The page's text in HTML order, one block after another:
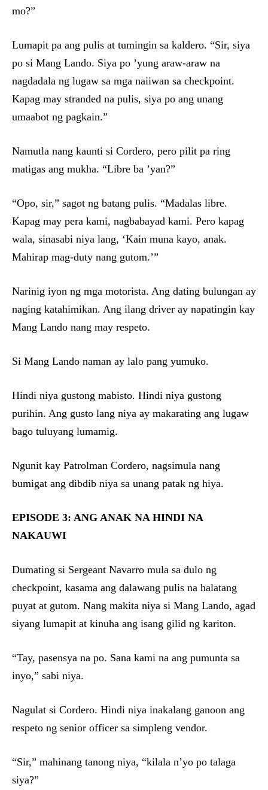
mo?”
Lumapit pa ang pulis at tumingin sa kaldero. “Sir, siya
po si Mang Lando. Siya po ’yung araw-araw na
nagdadala ng lugaw sa mga naiiwan sa checkpoint.
Kapag may stranded na pulis, siya po ang unang
umaabot ng pagkain.”
Namutla nang kaunti si Cordero, pero pilit pa ring
matigas ang mukha. “Libre ba ’yan?”
“Opo, sir,” sagot ng batang pulis. “Madalas libre.
Kapag may pera kami, nagbabayad kami. Pero kapag
wala, sinasabi niya lang, ‘Kain muna kayo, anak.
Mahirap mag-duty nang gutom.’”
Narinig iyon ng mga motorista. Ang dating bulungan ay
naging katahimikan. Ang ilang driver ay napatingin kay
Mang Lando nang may respeto.
Si Mang Lando naman ay lalo pang yumuko.
Hindi niya gustong mabisto. Hindi niya gustong
purihin. Ang gusto lang niya ay makarating ang lugaw
bago tuluyang lumamig.
Ngunit kay Patrolman Cordero, nagsimula nang
bumigat ang dibdib niya sa unang patak ng hiya.
EPISODE 3: ANG ANAK NA HINDI NA
NAKAUWI
Dumating si Sergeant Navarro mula sa dulo ng
checkpoint, kasama ang dalawang pulis na halatang
puyat at gutom. Nang makita niya si Mang Lando, agad
siyang lumapit at kinuha ang isang gilid ng kariton.
“Tay, pasensya na po. Sana kami na ang pumunta sa
inyo,” sabi niya.
Nagulat si Cordero. Hindi niya inakalang ganoon ang
respeto ng senior officer sa simpleng vendor.
“Sir,” mahinang tanong niya, “kilala n’yo po talaga
siya?”